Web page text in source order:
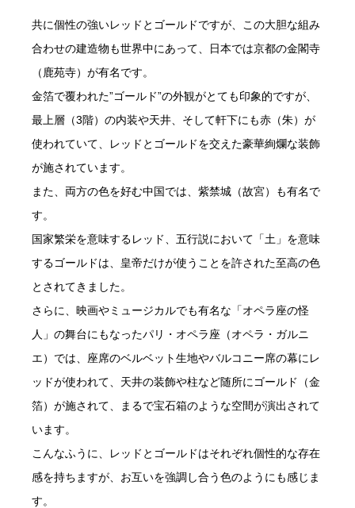
共に個性の強いレッドとゴールドですが、この大胆な組み
合わせの建造物も世界中にあって、日本では京都の金閣寺
（鹿苑寺）が有名です。
金箔で覆われた”ゴールド”の外観がとても印象的ですが、
最上層（3階）の内装や天井、そして軒下にも赤（朱）が
使われていて、レッドとゴールドを交えた豪華絢爛な装飾
が施されています。
また、両方の色を好む中国では、紫禁城（故宮）も有名で
す。
国家繁栄を意味するレッド、五行説において「土」を意味
するゴールドは、皇帝だけが使うことを許された至高の色
とされてきました。
さらに、映画やミュージカルでも有名な「オペラ座の怪
人」の舞台にもなったパリ・オペラ座（オペラ・ガルニ
エ）では、座席のベルベット生地やバルコニー席の幕にレ
ッドが使われて、天井の装飾や柱など随所にゴールド（金
箔）が施されて、まるで宝石箱のような空間が演出されて
います。
こんなふうに、レッドとゴールドはそれぞれ個性的な存在
感を持ちますが、お互いを強調し合う色のようにも感じま
す。